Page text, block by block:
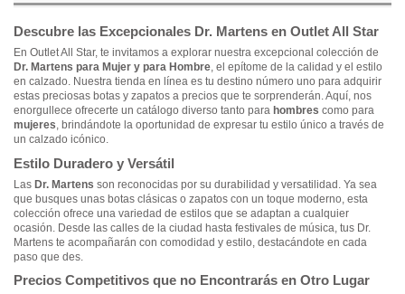
Descubre las Excepcionales Dr. Martens en Outlet All Star
En Outlet All Star, te invitamos a explorar nuestra excepcional colección de
Dr. Martens para Mujer y para Hombre, el epítome de la calidad y el estilo
en calzado. Nuestra tienda en línea es tu destino número uno para adquirir
estas preciosas botas y zapatos a precios que te sorprenderán. Aquí, nos
enorgullece ofrecerte un catálogo diverso tanto para hombres como para
mujeres, brindándote la oportunidad de expresar tu estilo único a través de
un calzado icónico.
Estilo Duradero y Versátil
Las Dr. Martens son reconocidas por su durabilidad y versatilidad. Ya sea
que busques unas botas clásicas o zapatos con un toque moderno, esta
colección ofrece una variedad de estilos que se adaptan a cualquier
ocasión. Desde las calles de la ciudad hasta festivales de música, tus Dr.
Martens te acompañarán con comodidad y estilo, destacándote en cada
paso que des.
Precios Competitivos que no Encontrarás en Otro Lugar